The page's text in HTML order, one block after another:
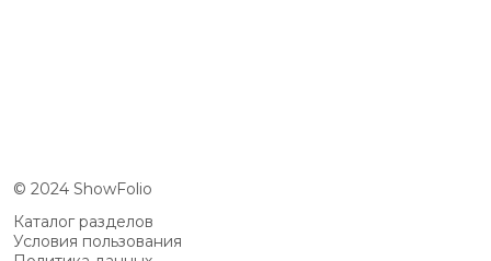
© 2024 ShowFolio
Каталог разделов
Условия пользования